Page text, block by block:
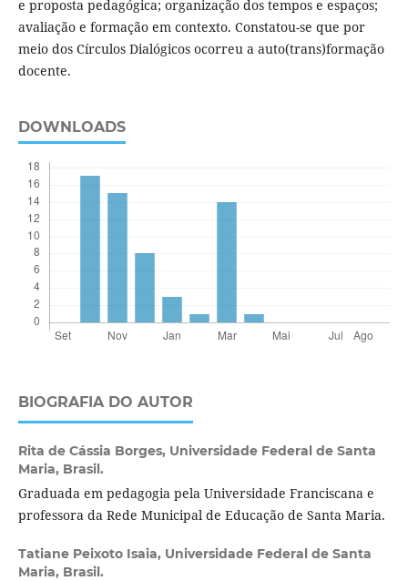
e proposta pedagógica; organização dos tempos e espaços;
avaliação e formação em contexto. Constatou-se que por
meio dos Círculos Dialógicos ocorreu a auto(trans)formação
docente.
DOWNLOADS
BIOGRAFIA DO AUTOR
Rita de Cássia Borges, Universidade Federal de Santa
Maria, Brasil.
Graduada em pedagogia pela Universidade Franciscana e
professora da Rede Municipal de Educação de Santa Maria.
Tatiane Peixoto Isaia, Universidade Federal de Santa
Maria, Brasil.